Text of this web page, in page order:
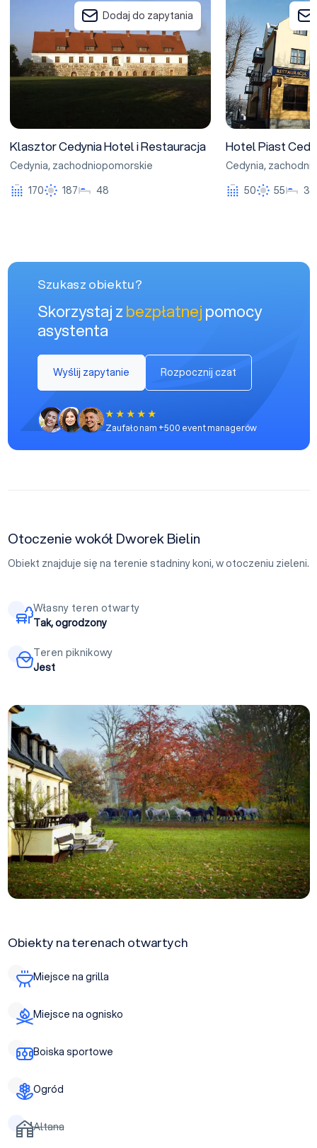
Dodaj do zapytania
Klasztor Cedynia Hotel i Restauracja
Cedynia, zachodniopomorskie
170
187 48
Hotel Piast
Cedynia,
50
55 30
Szukasz obiektu?
Skorzystaj zbezpłatnejpomocy
asystenta
Wyślij zapytanie Rozpocznij czat
Zaufało nam +500 event managerów
Otoczenie wokół Dworek Bielin
Obiekt znajduje się na terenie stadniny koni, w otoczeniu zieleni.
Własny teren otwarty
Tak, ogrodzony
Teren piknikowy
Jest
Obiekty na terenach otwartych
Miejsce na grilla
Miejsce na ognisko
Boiska sportowe
Ogród
Altana